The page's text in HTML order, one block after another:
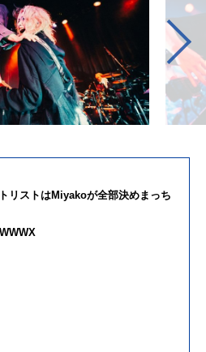
リストはMiyakoが全部決めまっち